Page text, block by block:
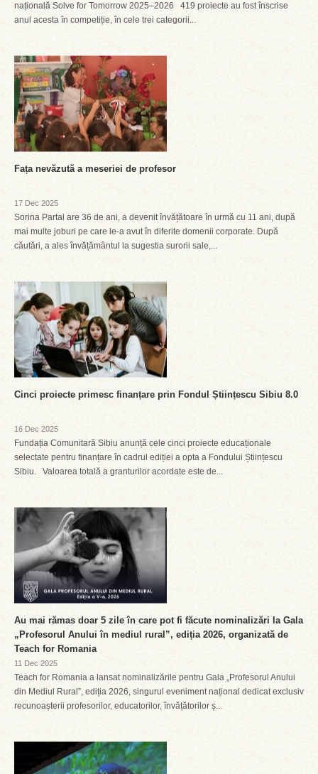
națională Solve for Tomorrow 2025–2026 419 proiecte au fost înscrise
anul acesta în competiție, în cele trei categorii...
Fața nevăzută a meseriei de profesor
17 Dec 2025
Sorina Partal are 36 de ani, a devenit învățătoare în urmă cu 11 ani, după
mai multe joburi pe care le-a avut în diferite domenii corporate. După
căutări, a ales învățământul la sugestia surorii sale,...
Cinci proiecte primesc finanțare prin Fondul Științescu Sibiu 8.0
16 Dec 2025
Fundația Comunitară Sibiu anunță cele cinci proiecte educaționale
selectate pentru finanțare în cadrul ediției a opta a Fondului Științescu
Sibiu. Valoarea totală a granturilor acordate este de...
Au mai rămas doar 5 zile în care pot fi făcute nominalizări la Gala
„Profesorul Anului în mediul rural”, ediția 2026, organizată de
Teach for Romania
11 Dec 2025
Teach for Romania a lansat nominalizările pentru Gala „Profesorul Anului
din Mediul Rural”, ediția 2026, singurul eveniment național dedicat exclusiv
recunoașterii profesorilor, educatorilor, învățătorilor ș...